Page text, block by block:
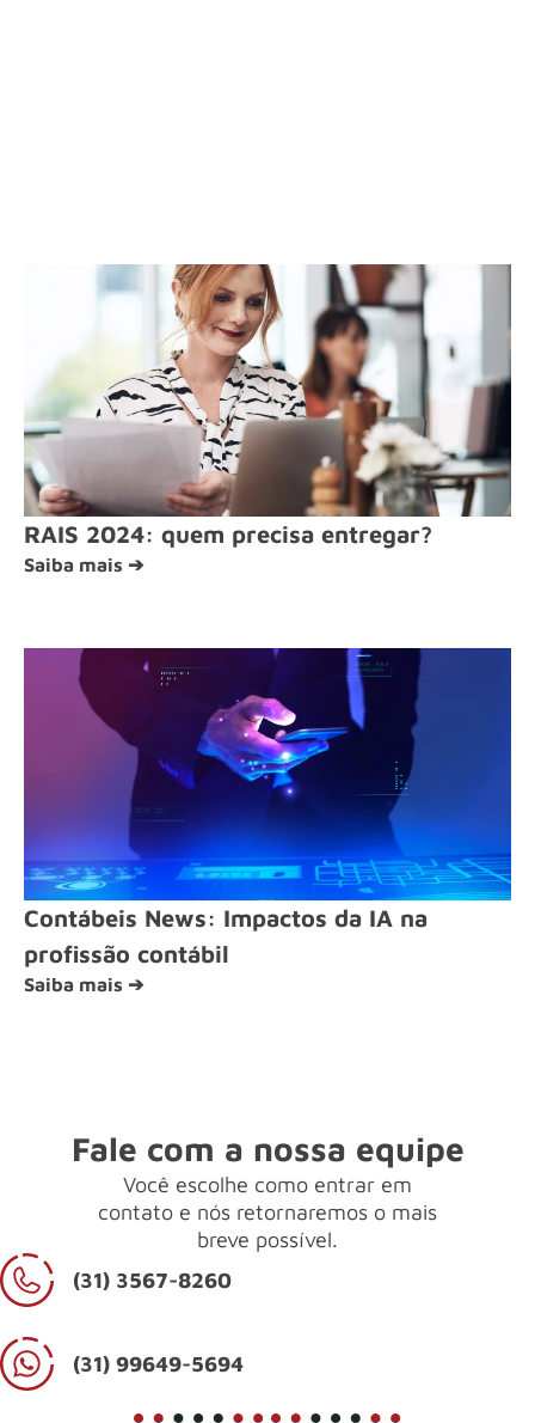
RAIS 2024: quem precisa entregar?
Saiba mais ➔
Contábeis News: Impactos da IA na
profissão contábil
Saiba mais ➔
Fale com a nossa equipe
Você escolhe como entrar em
contato e nós retornaremos o mais
breve possível.
(31) 3567-8260
(31) 99649-5694